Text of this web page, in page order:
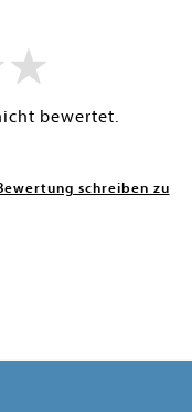
bewertet.
schreiben zu